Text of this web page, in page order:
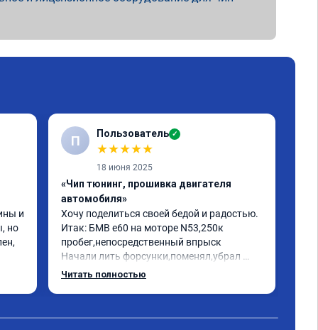
и
но
П Пользователь ✓
★★★★★
18 июня 2025
«Чип тюнинг, прошивка двигателя
автомобиля»
Хочу поделиться своей бедой и радостью.
Итак: БМВ е60 на моторе N53,250к
пробег,непосредственный впрыск
Начали лить форсунки,поменял,убрал
катализаторы,обратился к одному
Читать полностью